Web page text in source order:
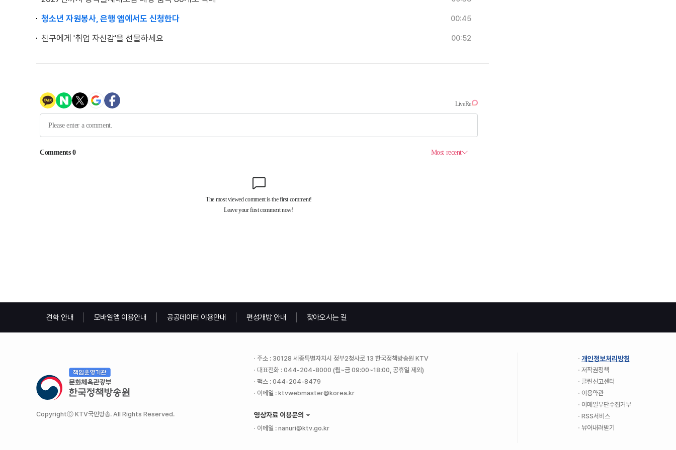
청소년 자원봉사, 은행 앱에서도 신청한다 00:45
친구에게 '취업 자신감'을 선물하세요 00:52
견학 안내 모바일앱 이용안내 공공데이터 이용안내 편성개방 안내 찾아오시는 길
Copyrightⓒ KTV국민방송. All Rights Reserved.
주소 : 30128 세종특별자치시 정부2청사로 13 한국정책방송원 KTV
대표전화 : 044-204-8000 (월~금 09:00~18:00, 공휴일 제외)
팩스 : 044-204-8479
이메일 : ktvwebmaster@korea.kr
영상자료 이용문의
이메일 : nanuri@ktv.go.kr
개인정보처리방침
저작권정책
클린신고센터
이용약관
이메일무단수집거부
RSS서비스
뷰어내려받기